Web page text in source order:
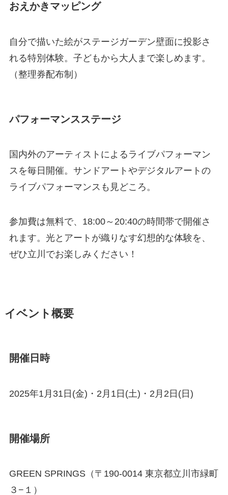
おえかきマッピング
自分で描いた絵がステージガーデン壁面に投影さ
れる特別体験。子どもから大人まで楽しめます。
（整理券配布制）
パフォーマンスステージ
国内外のアーティストによるライブパフォーマン
スを毎日開催。サンドアートやデジタルアートの
ライブパフォーマンスも見どころ。
参加費は無料で、18:00～20:40の時間帯で開催さ
れます。光とアートが織りなす幻想的な体験を、
ぜひ立川でお楽しみください！
イベント概要
開催日時
2025年1月31日(金)・2月1日(土)・2月2日(日)
開催場所
GREEN SPRINGS（〒190-0014 東京都立川市緑町
３−１）